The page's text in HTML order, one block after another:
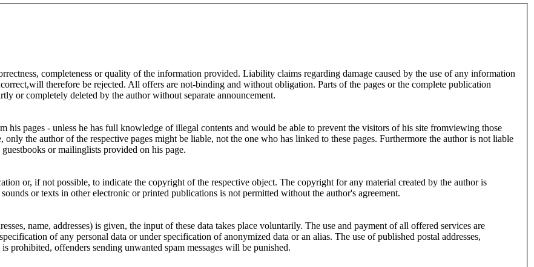
completeness or quality of the information provided. Liability claims regarding damage caused by the use of any information
therefore be rejected. All offers are not-binding and without obligation. Parts of the pages or the complete publication
or completely deleted by the author without separate announcement.
his pages - unless he has full knowledge of illegal contents and would be able to prevent the visitors of his site fromviewing those
the author of the respective pages might be liable, not the one who has linked to these pages. Furthermore the author is not liable
or mailinglists provided on his page.
or, if not possible, to indicate the copyright of the respective object. The copyright for any material created by the author is
or texts in other electronic or printed publications is not permitted without the author's agreement.
name, addresses) is given, the input of these data takes place voluntarily. The use and payment of all offered services are
of any personal data or under specification of anonymized data or an alias. The use of published postal addresses,
prohibited, offenders sending unwanted spam messages will be punished.